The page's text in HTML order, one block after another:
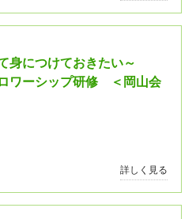
身につけておきたい～
ワーシップ研修 ＜岡山会
詳しく見る